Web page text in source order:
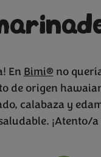
En Bimi®no
de origen
calabaza y
¡Atento/a